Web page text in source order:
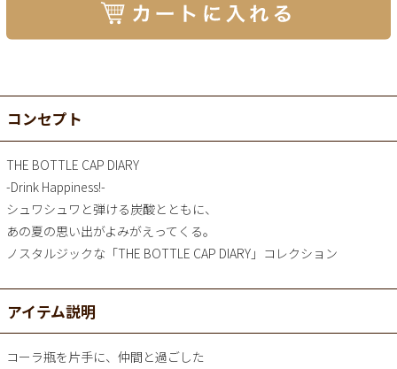
コンセプト
THE BOTTLE CAP DIARY
-Drink Happiness!-
シュワシュワと弾ける炭酸とともに、
あの夏の思い出がよみがえってくる。
ノスタルジックな「THE BOTTLE CAP DIARY」コレクション
アイテム説明
コーラ瓶を片手に、仲間と過ごした